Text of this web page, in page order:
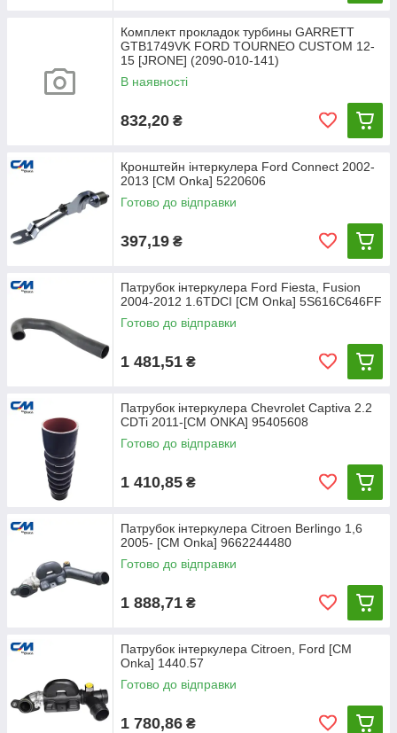
Комплект прокладок турбины GARRETT
GTB1749VK FORD TOURNEO CUSTOM 12-
15 [JRONE] (2090-010-141)
В наявності
832,20 ₴
Кронштейн інтеркулера Ford Connect 2002-
2013 [СМ Onka] 5220606
Готово до відправки
397,19 ₴
Патрубок інтеркулера Ford Fiesta, Fusion
2004-2012 1.6TDCI [CM Onka] 5S616C646FF
Готово до відправки
1 481,51 ₴
Патрубок інтеркулера Chevrolet Captiva 2.2
CDTi 2011-[CM ONKA] 95405608
Готово до відправки
1 410,85 ₴
Патрубок інтеркулера Citroen Berlingo 1,6
2005- [CM Onka] 9662244480
Готово до відправки
1 888,71 ₴
Патрубок інтеркулера Citroen, Ford [CM
Onka] 1440.57
Готово до відправки
1 780,86 ₴